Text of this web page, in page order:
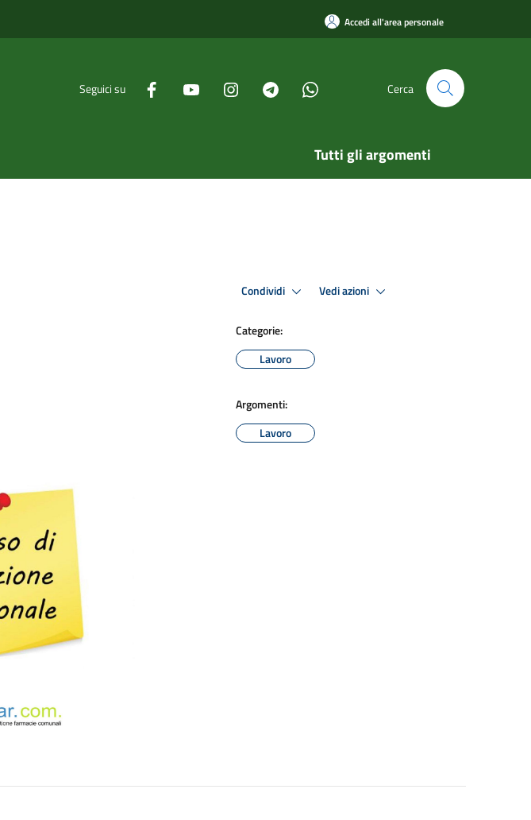
Accedi all'area personale
Seguici su Cerca
Tutti gli argomenti
Condividi Vedi azioni
Categorie:
Lavoro
Argomenti:
Lavoro